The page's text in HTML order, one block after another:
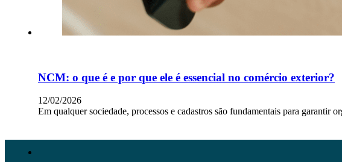
NCM: o que é e por que ele é essencial no comércio exterior?
12/02/2026
Em qualquer sociedade, processos e cadastros são fundamentais para